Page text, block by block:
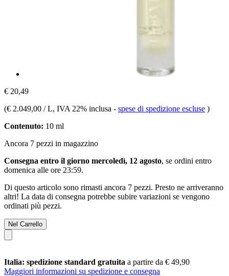
€ 20,49
(€ 2.049,00 / L, IVA 22% inclusa - spese di spedizione escluse )
Contenuto: 10 ml
Ancora 7 pezzi in magazzino
Consegna entro il giorno mercoledì, 12 agosto, se ordini entro
domenica alle ore 23:59.
Di questo articolo sono rimasti ancora 7 pezzi. Presto ne arriveranno
altri! La data di consegna potrebbe subire variazioni se vengono
ordinati più pezzi.
Nel Carrello
Italia: spedizione standard gratuita a partire da € 49,90
Maggiori informazioni su spedizione e consegna